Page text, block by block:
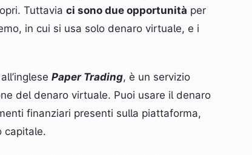
Tuttavia ci sono due opportunità per
in cui si usa solo denaro virtuale, e i
Paper Trading, è un servizio
del denaro virtuale. Puoi usare il denaro
finanziari presenti sulla piattaforma,
capitale.